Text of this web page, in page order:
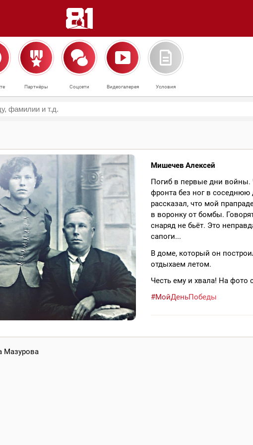
Партнёры Соцсети Видеогалерея Условия
Мишечев Алексей
Погиб в первые дни
фронта без ног в
рассказал, что мой
в воронку от бомбы.
снаряд не бьёт. Это
сапоги...
В доме, который он
отдыхаем летом.
Честь ему и хвала! На фото
#МойДеньПобеды
Мазурова